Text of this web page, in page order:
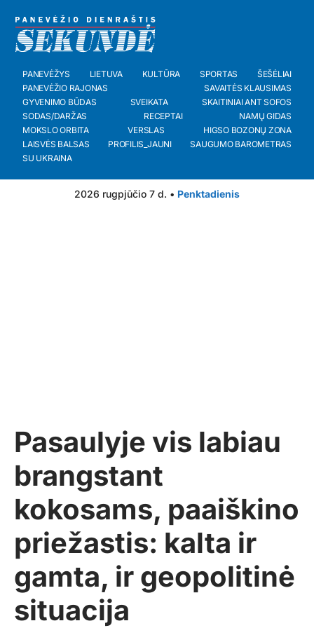
PANEVĖŽYS LIETUVA KULTŪRA SPORTAS
ŠEŠĖLIAI
PANEVĖŽIO RAJONAS
SAVAITĖS KLAUSIMAS
GYVENIMO BŪDAS
SVEIKATA
SKAITINIAI ANT SOFOS
SODAS/DARŽAS
RECEPTAI
NAMŲ GIDAS
MOKSLO ORBITA
VERSLAS
HIGSO BOZONŲ ZONA
LAISVĖS BALSAS
PROFILIS_JAUNI
SAUGUMO BAROMETRAS
SU UKRAINA
2026 rugpjūčio 7 d. • Penktadienis
Pasaulyje vis labiau
brangstant
kokosams, paaiškino
priežastis: kalta ir
gamta, ir geopolitinė
situacija